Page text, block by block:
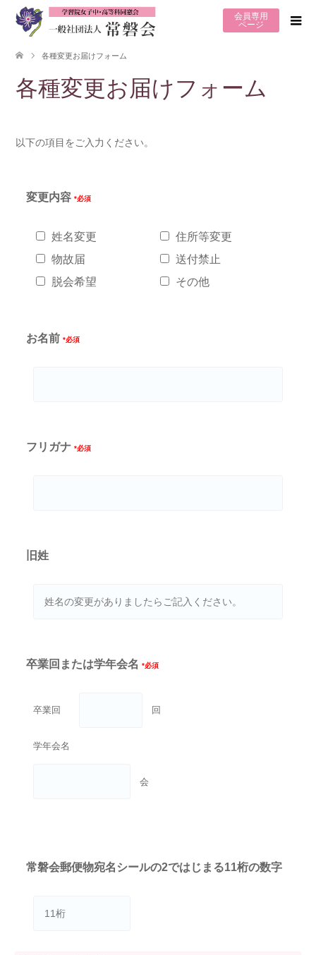
会員専用
ページ
各種変更お届けフォーム
各種変更お届けフォーム
以下の項目をご入力ください。
変更内容 *必須
姓名変更
住所等変更
物故届
送付禁止
脱会希望
その他
お名前 *必須
フリガナ *必須
旧姓
卒業回または学年会名 *必須
卒業回 回
学年会名
会
常磐会郵便物宛名シールの2ではじまる11桁の数字